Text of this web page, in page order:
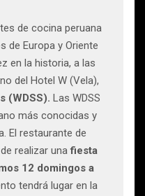
de cocina peruana
de Europa y Oriente
en la historia, a las
del Hotel W (Vela),
(WDSS). Las WDSS
más conocidas y
El restaurante de
realizar unafiesta
12 domingos a
tendrá lugar en la